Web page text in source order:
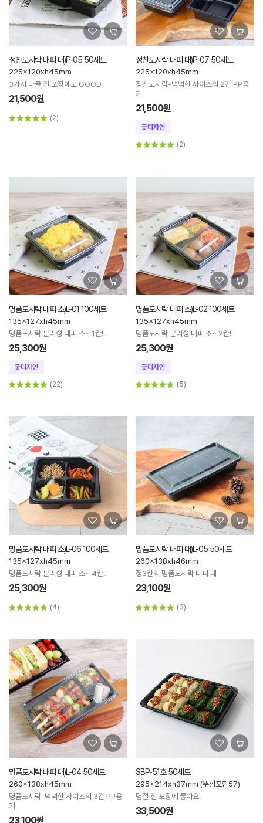
정찬도시락 내피 대)P-05 50세트
225x120xh45mm
3가지 나물,전 포장에도 GOOD
21,500원
(2)
정찬도시락 내피 대)P-07 50세트
225x120xh45mm
정찬도시락-넉넉한 사이즈의 2칸 PP용
기
21,500원
(2)
명품도시락 내피 소)L-01 100세트
135x127xh45mm
명품도시락 분리형 내피 소~ 1칸!!
25,300원
(22)
명품도시락 내피 소)L-02 100세트
135x127xh45mm
명품도시락 분리형 내피 소~ 2칸!
25,300원
(5)
명품도시락 내피 소)L-06 100세트
135x127xh45mm
명품도시락 분리형 내피 소~ 4칸!
25,300원
(4)
명품도시락 내피 대)L-05 50세트
260x138xh46mm
정3칸의 명품도시락 내피 대
23,100원
(3)
명품도시락 내피 대)L-04 50세트
260x138xh45mm
명품도시락-넉넉한 사이즈의 3칸 PP용
기
23,100원
SBP-51호 50세트
295x214xh37mm (뚜껑포함57)
명절 전 포장에 좋아요!
33,500원